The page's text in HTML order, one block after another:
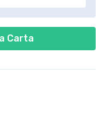
Carta